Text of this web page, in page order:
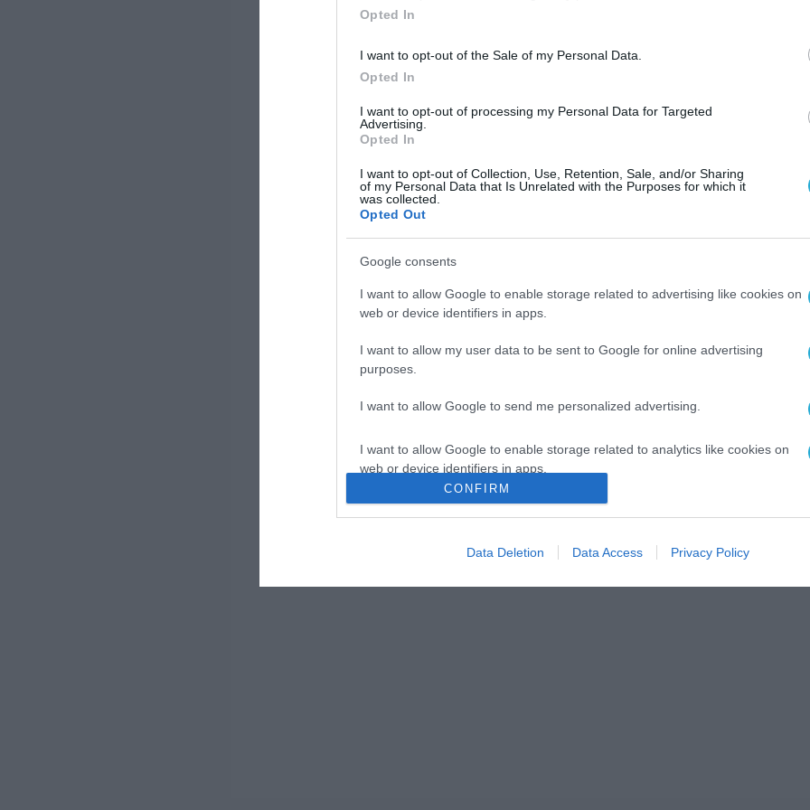
Opted In
I want to opt-out of the Sale of my Personal Data.
Opted In
I want to opt-out of processing my Personal Data for Targeted
Advertising.
Opted In
I want to opt-out of Collection, Use, Retention, Sale, and/or Sharing
of my Personal Data that Is Unrelated with the Purposes for which it
was collected.
Opted Out
Google consents
I want to allow Google to enable storage related to advertising like cookies on
web or device identifiers in apps.
I want to allow my user data to be sent to Google for online advertising
purposes.
I want to allow Google to send me personalized advertising.
I want to allow Google to enable storage related to analytics like cookies on
web or device identifiers in apps.
I want to allow Google to enable storage related to functionality of the website
I want to allow Google to enable storage related to personalization.
CONFIRM
Data Deletion Data Access Privacy Policy